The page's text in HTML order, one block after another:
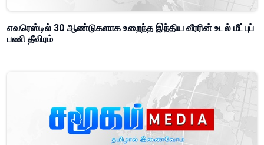
எவரெஸ்டில் 30 ஆண்டுகளாக உறைந்த இந்திய வீரரின் உடல் மீட்புப்
பணி தீவிரம்